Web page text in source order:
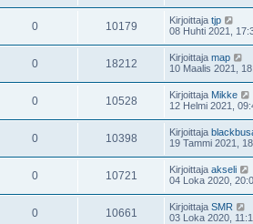
0 10179 Kirjoittaja tjp
08 Huhti 2021,
0 18212 Kirjoittaja map
10 Maalis 2021,
0 10528 Kirjoittaja Mikke
12 Helmi 2021,
0 10398 Kirjoittaja
19 Tammi 2021,
0 10721 Kirjoittaja akseli
04 Loka 2020,
0 10661 Kirjoittaja SMR
03 Loka 2020,